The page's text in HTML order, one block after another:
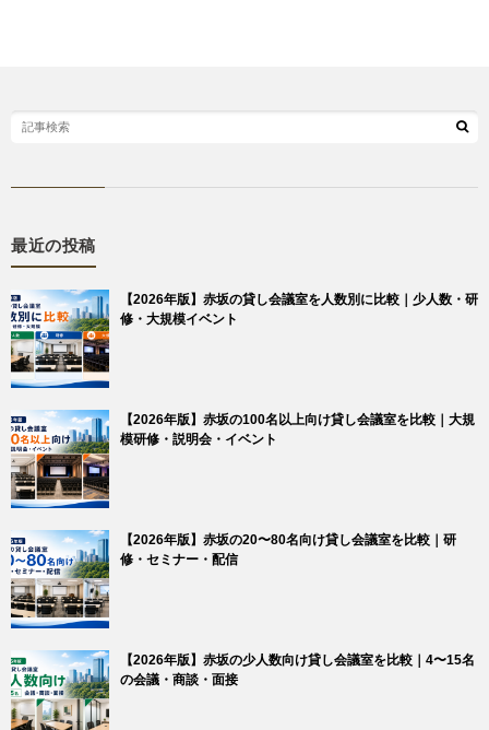
最近の投稿
【2026年版】赤坂の貸し会議室を人数別に比較｜少人数・研
修・大規模イベント
【2026年版】赤坂の100名以上向け貸し会議室を比較｜大規
模研修・説明会・イベント
【2026年版】赤坂の20〜80名向け貸し会議室を比較｜研
修・セミナー・配信
【2026年版】赤坂の少人数向け貸し会議室を比較｜4〜15名
の会議・商談・面接